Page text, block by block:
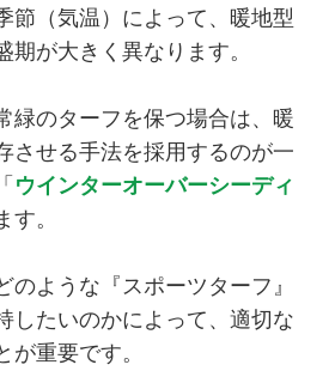
節（気温）によって、暖地型
期が大きく異なります。
緑のターフを保つ場合は、暖
させる手法を採用するのが一
ウインターオーバーシーディ
す。
のような『スポーツターフ』
したいのかによって、適切な
が重要です。